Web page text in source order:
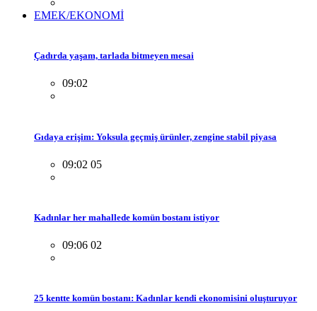
EMEK/EKONOMİ
Çadırda yaşam, tarlada bitmeyen mesai
09:02
Gıdaya erişim: Yoksula geçmiş ürünler, zengine stabil piyasa
09:02 05
Kadınlar her mahallede komün bostanı istiyor
09:06 02
25 kentte komün bostanı: Kadınlar kendi ekonomisini oluşturuyor